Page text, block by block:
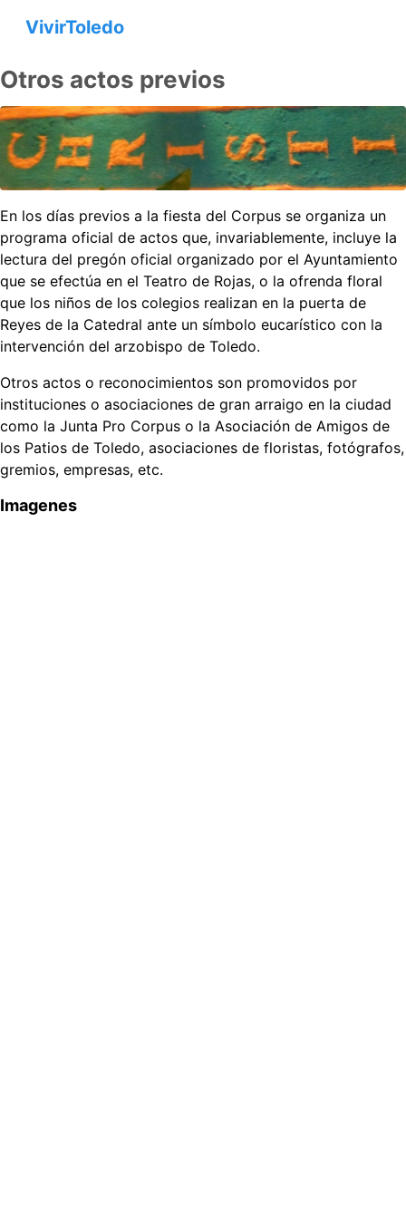
VivirToledo
Otros actos previos
En los días previos a la fiesta del Corpus se organiza un
programa oficial de actos que, invariablemente, incluye la
lectura del pregón oficial organizado por el Ayuntamiento
que se efectúa en el Teatro de Rojas, o la ofrenda floral
que los niños de los colegios realizan en la puerta de
Reyes de la Catedral ante un símbolo eucarístico con la
intervención del arzobispo de Toledo.
Otros actos o reconocimientos son promovidos por
instituciones o asociaciones de gran arraigo en la ciudad
como la Junta Pro Corpus o la Asociación de Amigos de
los Patios de Toledo, asociaciones de floristas, fotógrafos,
gremios, empresas, etc.
Imagenes